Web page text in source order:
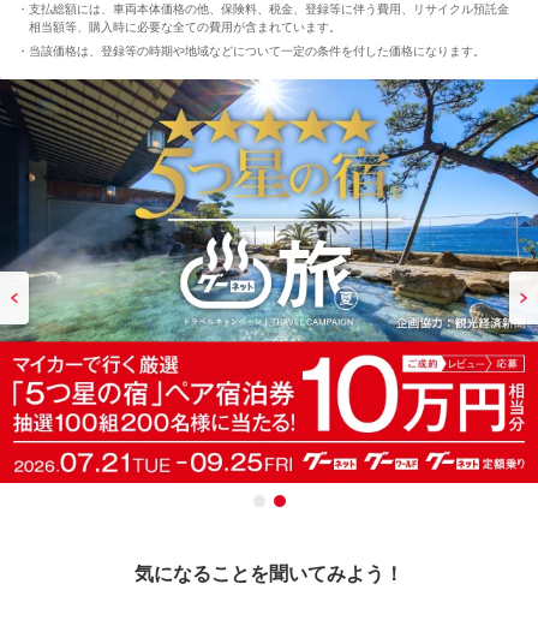
支払総額には、車両本体価格の他、保険料、税金、登録等に伴う費用、リサイクル預託金
相当額等、購入時に必要な全ての費用が含まれています。
当該価格は、登録等の時期や地域などについて一定の条件を付した価格になります。
気になることを聞いてみよう！